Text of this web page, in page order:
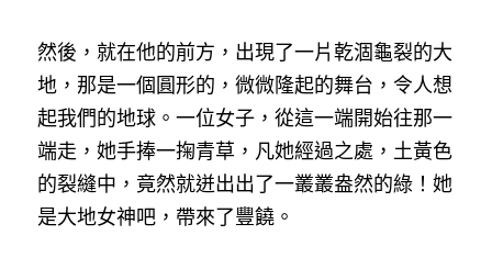
然後，就在他的前方，出現了一片乾涸龜裂的大
地，那是一個圓形的，微微隆起的舞台，令人想
起我們的地球。一位女子，從這一端開始往那一
端走，她手捧一掬青草，凡她經過之處，土黃色
的裂縫中，竟然就迸出出了一叢叢盎然的綠！她
是大地女神吧，帶來了豐饒。